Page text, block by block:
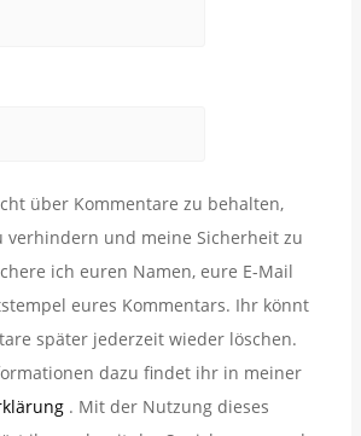
über Kommentare zu behalten,
verhindern und meine Sicherheit zu
ich euren Namen, eure E-Mail
eures Kommentars. Ihr könnt
später jederzeit wieder löschen.
dazu findet ihr in meiner
. Mit der Nutzung dieses